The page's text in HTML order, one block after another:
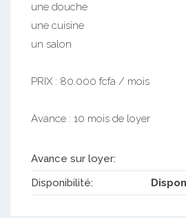
une douche
une cuisine
un salon
PRIX : 80.000 fcfa / mois
Avance : 10 mois de loyer
Avance sur loyer:
Disponibilité: